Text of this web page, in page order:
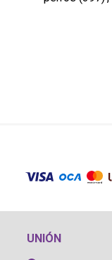
UNIÓN